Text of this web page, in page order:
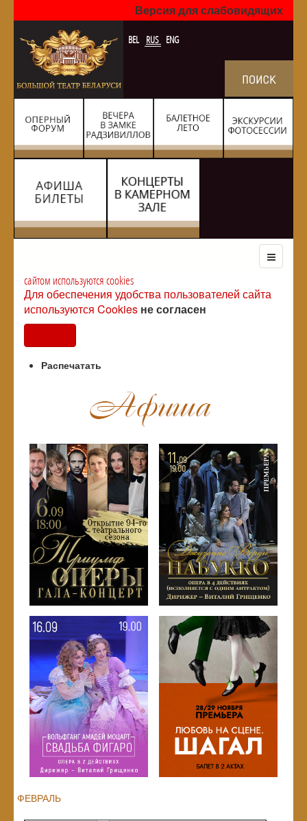
Версия для слабовидящих
BEL RUS ENG
сайтом используются cookies
Для обеспечения удобства пользователей сайта
используются Cookies не согласен
Распечатать
ФЕВРАЛЬ